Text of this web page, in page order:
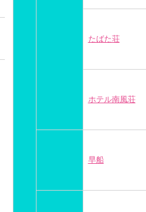
たばた荘
ホテル南風荘
早船